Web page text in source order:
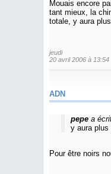
Mouais encore
tant mieux, la
totale, y aura
jeudi
20 avril 2006 à 13:54
ADN
pepea
y aura plus
Pour être noirs